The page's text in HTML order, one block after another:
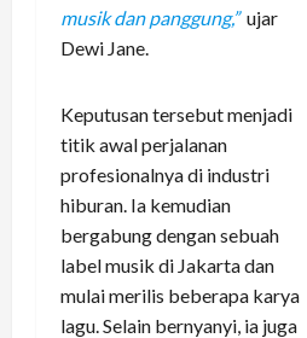
musik dan panggung,” ujar
Dewi Jane.
Keputusan tersebut menjadi
titik awal perjalanan
profesionalnya di industri
hiburan. Ia kemudian
bergabung dengan sebuah
label musik di Jakarta dan
mulai merilis beberapa karya
lagu. Selain bernyanyi, ia juga